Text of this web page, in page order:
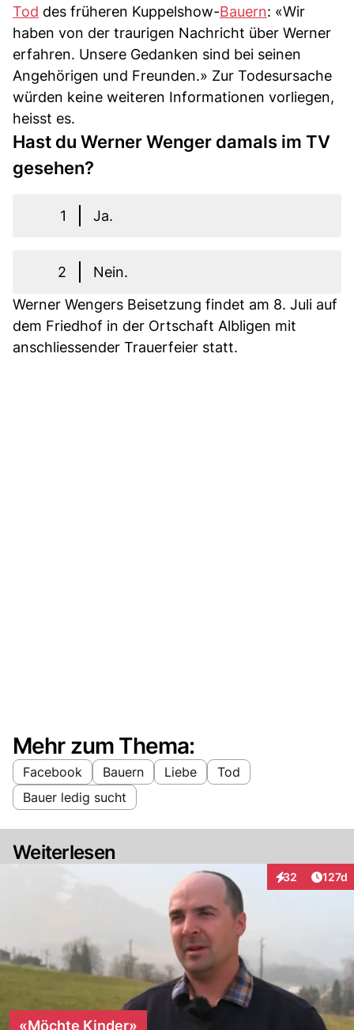
Tod des früheren Kuppelshow-Bauern: «Wir
haben von der traurigen Nachricht über Werner
erfahren. Unsere Gedanken sind bei seinen
Angehörigen und Freunden.» Zur Todesursache
würden keine weiteren Informationen vorliegen,
heisst es.
Hast du Werner Wenger damals im TV
gesehen?
1 Ja.
2
Nein.
Werner Wengers Beisetzung findet am 8. Juli auf
dem Friedhof in der Ortschaft Albligen mit
anschliessender Trauerfeier statt.
Mehr zum Thema:
Facebook Bauern Liebe
Tod
Bauer ledig sucht
Weiterlesen
32
Interaktionen
127d
«Möchte Kinder»